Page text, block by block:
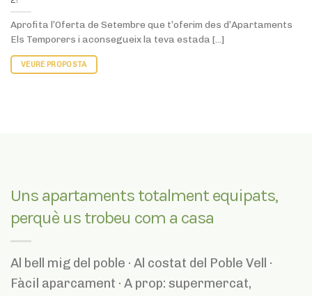
agrobotiga, centre d’interpretació, bar,
restaurant, piscina municipal, taller de
bicicletes, cooperativa, bodegues.
Pet Friendly